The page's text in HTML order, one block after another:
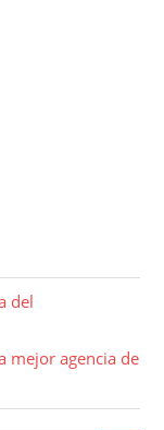
del
mejor agencia de